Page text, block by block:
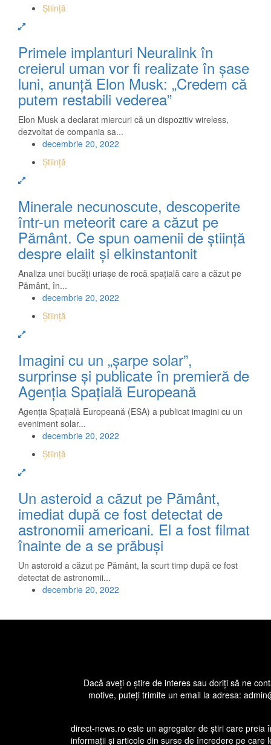
Știință
Primele implanturi Neuralink în
creierul uman vor fi realizate în șase
luni, anunță Elon Musk: „Credem că
putem restabili vederea”
Elon Musk a declarat miercuri că un dispozitiv wireless,
dezvoltat de compania sa...
decembrie 20, 2022
Știință
Minerale necunoscute, descoperite
într-un meteorit care a căzut pe
Pământ. Ce spun oamenii de știință
despre elaiit și elkinstantonit
Analiza unei bucăți uriașe de rocă spațială care a căzut pe
Pământ, în...
decembrie 20, 2022
Știință
Imagini cu un „șarpe solar”,
surprinse și publicate în premieră de
Agenția Spațială Europeană
Agenția Spațială Europeană (ESA) a publicat imagini cu un
eveniment solar...
decembrie 20, 2022
Știință
Un asteroid a căzut pe Pământ,
imediat după ce fost detectat de
astronomii americani. El a fost filmat
înainte de a se prăbuşi
Un asteroid a căzut pe Pământ, la scurt timp după ce fost
detectat de astronomii...
decembrie 20, 2022
Dacă aveţi o ştire de interes sau doriţi să ne
motive, puteţi trimite un email la adresa:
direct-news.ro este un agregator de ştiri care preia
informaţii şi articole din surse de încredere pe care